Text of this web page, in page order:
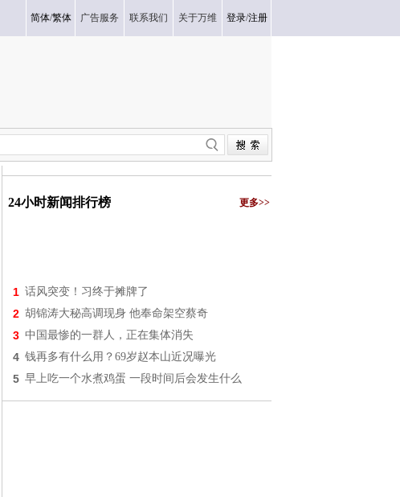
简体/繁体 广告服务 联系我们 关于万维 登录/注册
24小时新闻排行榜 更多>>
1 话风突变！习终于摊牌了
2 胡锦涛大秘高调现身 他奉命架空蔡奇
3 中国最惨的一群人，正在集体消失
4 钱再多有什么用？69岁赵本山近况曝光
5 早上吃一个水煮鸡蛋 一段时间后会发生什么